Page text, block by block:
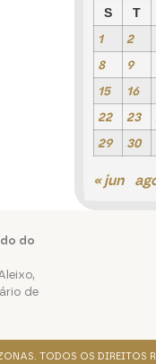
S
T
1 2
8 9
15 16
22 23
29 30
« jun
do
de
TODOS OS DIREITOS